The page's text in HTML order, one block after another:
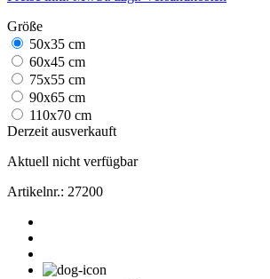
Größe
50x35 cm
60x45 cm
75x55 cm
90x65 cm
110x70 cm
Derzeit ausverkauft
Aktuell nicht verfügbar
Artikelnr.: 27200